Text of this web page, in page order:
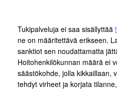
Tukipalveluja ei saa sisällyttää
ne on määritettävä erikseen.
sanktiot sen noudattamatta
Hoitohenkilökunnan määrä ei
säästökohde, jolla kikkaillaan,
tehdyt virheet ja korjata